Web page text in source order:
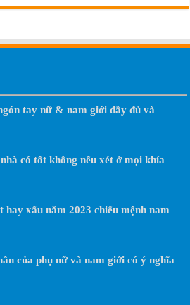
tay nữ & nam giới đầy đủ và
có tốt không nếu xét ở mọi khía
xấu năm 2023 chiếu mệnh nam
của phụ nữ và nam giới có ý nghĩa